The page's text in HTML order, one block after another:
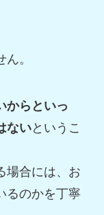
。
からといっ
ないというこ
場合には、お
るのかを丁寧